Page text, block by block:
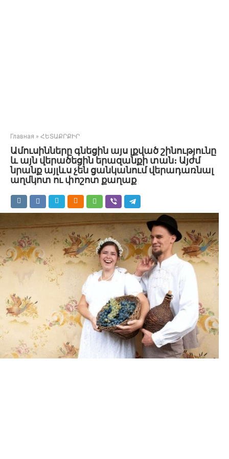
Главная » ՀԵՏԱՔՐՔԻՐ
Ամուսինները գնեցին այս լքված շինությունը
և այն վերածեցին երազանքի տան։ Այժմ
նրանք այլևս չեն ցանկանում վերադառնալ
աղմկոտ ու փոշոտ քաղաք